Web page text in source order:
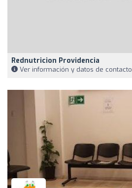
Rednutricion Providencia
Ver información y datos de contacto